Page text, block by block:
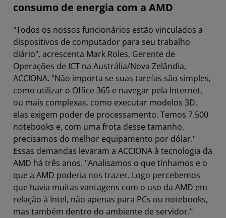
consumo de energia com a AMD
"Todos os nossos funcionários estão vinculados a
dispositivos de computador para seu trabalho
diário", acrescenta Mark Roles, Gerente de
Operações de ICT na Austrália/Nova Zelândia,
ACCIONA. "Não importa se suas tarefas são simples,
como utilizar o Office 365 e navegar pela Internet,
ou mais complexas, como executar modelos 3D,
elas exigem poder de processamento. Temos 7.500
notebooks e, com uma frota desse tamanho,
precisamos do melhor equipamento por dólar."
Essas demandas levaram a ACCIONA à tecnologia da
AMD há três anos. "Analisamos o que tínhamos e o
que a AMD poderia nos trazer. Logo percebemos
que havia muitas vantagens com o uso da AMD em
relação à Intel, não apenas para PCs ou notebooks,
mas também dentro do ambiente de servidor."